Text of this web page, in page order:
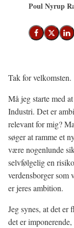
Poul Nyrup
Del påDel på
Tak for velkomsten.
Må jeg starte med
Industri. Det er
relevant for mig?
søger at ramme et
være nogenlunde
selvfølgelig en
verdensborger som
er jeres ambition.
Jeg synes, at det er
det er